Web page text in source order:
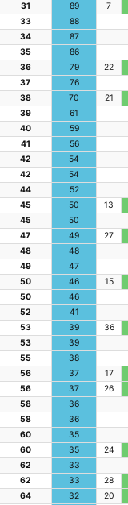
31 89 7
33 88
34 87
35 86
36 79 22
37 76
38 70 21
39 61
40 59
41 56
42 54
42 54
44 52
45 50 13
45 50
47 49 27
48 48
49 47
50 46 15
50 46
52 41
53 39 36
53 39
55 38
56 37 17
56 37 26
58 36
58 36
60 35
60 35 24
62 33
62 33 28
64 32 20